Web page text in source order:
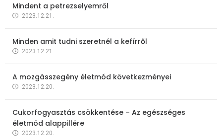
Mindent a petrezselyemről
2023.12.21.
Minden amit tudni szeretnél a kefírről
2023.12.21.
A mozgásszegény életmód következményei
2023.12.20.
Cukorfogyasztás csökkentése – Az egészséges
életmód alappillére
2023.12.20.